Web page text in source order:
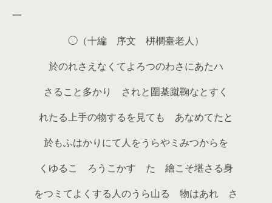
一
◯（十編 序文 栟櫚臺老人）
於のれさえなくてよろつのわさにあたハ
さること多かり されと圍棊蹴鞠なとすく
れたる上手の物するを見ても あなめてたと
於もふはかりにて人をうらやミみつからを
くゆるこゝろうこかす たゝ繪こそ堪さる身
をつミてよくする人のうら山るゝ物はあれ さ